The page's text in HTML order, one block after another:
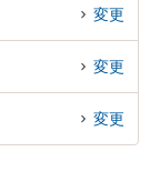
変更
変更
変更